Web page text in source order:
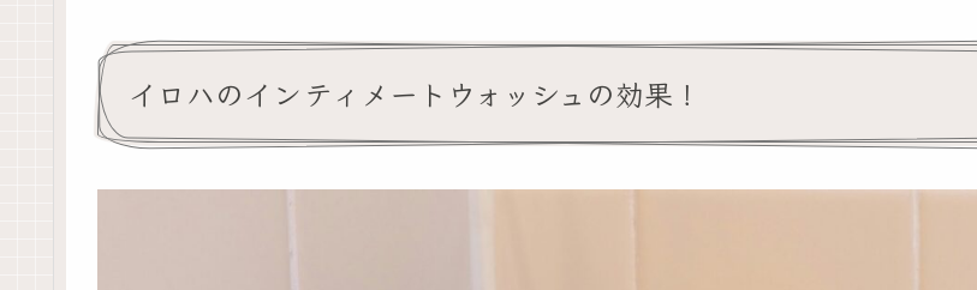
イロハのインティメートウォッシュの効果！